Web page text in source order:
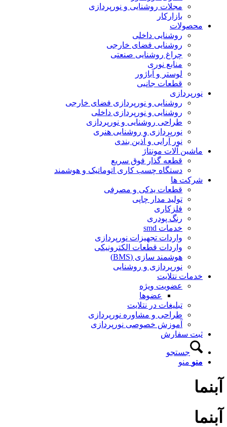
مجلات روشنایی و نورپردازی
بازارکار
محصولات
روشنایی داخلی
روشنایی فضای خارجی
چراغ روشنایی صنعتی
منابع نوری
لوستر و آباژور
قطعات جانبی
نورپردازی
روشنایی و نورپردازی فضای خارجی
روشنایی و نورپردازی داخلی
طراحی روشنایی و نورپردازی
نورپردازی و روشنایی هنری
نور آرایی و آذین بندی
ماشین آلات مونتاژ
قطعه گذار فوق سریع
دستگاه چسب کاری اتوماتیک و هوشمند
شرکت ها
قطعات یدکی و مصرفی
تولید مدار چاپی
فلزکاری
رنگ پودری
خدمات smd
واردات تجهیزات نورپردازی
واردات قطعات الکترونیکی
هوشمند سازی (BMS)
نورپردازی و روشنایی
خدمات نتلایت
عضویت ویژه
عضوها
تبلیغات در نتلایت
طراحی و مشاوره نورپردازی
آموزش خصوصی نورپردازی
ثبت سفارش
جستجو
منو منو
آبنما
آبنما